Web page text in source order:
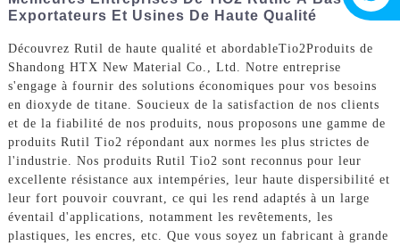
Exportateurs Et Usines De Haute Qualité
Découvrez Rutil de haute qualité et abordableTio2Produits de
Shandong HTX New Material Co., Ltd. Notre entreprise
s'engage à fournir des solutions économiques pour vos besoins
en dioxyde de titane. Soucieux de la satisfaction de nos clients
et de la fiabilité de nos produits, nous proposons une gamme de
produits Rutil Tio2 répondant aux normes les plus strictes de
l'industrie. Nos produits Rutil Tio2 sont reconnus pour leur
excellente résistance aux intempéries, leur haute dispersibilité et
leur fort pouvoir couvrant, ce qui les rend adaptés à un large
éventail d'applications, notamment les revêtements, les
plastiques, les encres, etc. Que vous soyez un fabricant à grande